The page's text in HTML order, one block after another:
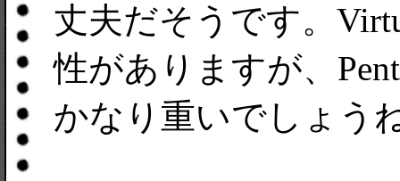
丈夫だそうです。
性がありますが、
かなり重いでしょう